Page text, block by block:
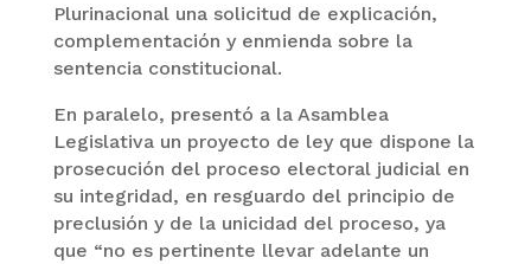
Plurinacional una solicitud de explicación,
complementación y enmienda sobre la
sentencia constitucional.
En paralelo, presentó a la Asamblea
Legislativa un proyecto de ley que dispone la
prosecución del proceso electoral judicial en
su integridad, en resguardo del principio de
preclusión y de la unicidad del proceso, ya
que “no es pertinente llevar adelante un